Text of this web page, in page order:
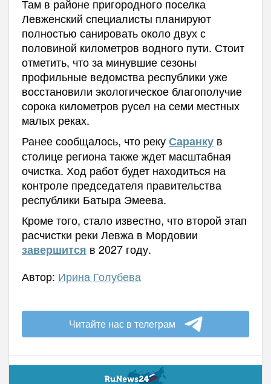
Там в районе пригородного поселка
Левженский специалисты планируют
полностью санировать около двух с
половиной километров водного пути. Стоит
отметить, что за минувшие сезоны
профильные ведомства республики уже
восстановили экологическое благополучие
сорока километров русел на семи местных
малых реках.
Ранее сообщалось, что рекуСаранкув
столице региона также ждет масштабная
очистка. Ход работ будет находиться на
контроле председателя правительства
республики Батыра Эмеева.
Кроме того, стало известно, что второй этап
расчистки реки Левжа в Мордовии
завершится в 2027 году.
Автор: Ирина Голубева
Читайте нас в телеграм